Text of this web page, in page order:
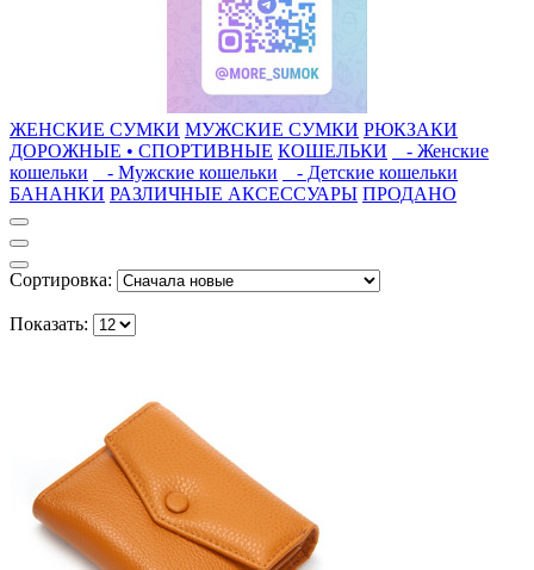
ЖЕНСКИЕ СУМКИ МУЖСКИЕ СУМКИ РЮКЗАКИ
ДОРОЖНЫЕ • СПОРТИВНЫЕ КОШЕЛЬКИ
- Женские
кошельки
- Мужские кошельки
- Детские кошельки
БАНАНКИ РАЗЛИЧНЫЕ АКСЕССУАРЫ ПРОДАНО
Сортировка:
Показать: